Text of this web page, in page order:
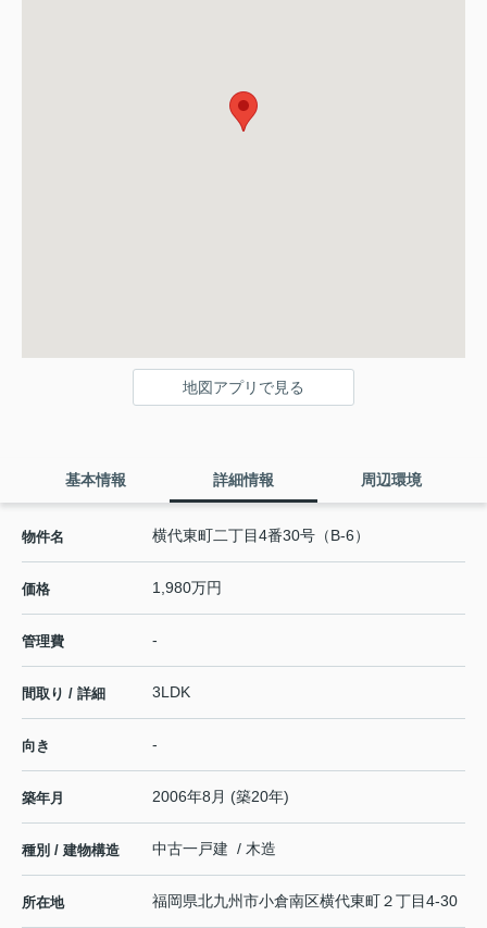
地図アプリで見る
基本情報 詳細情報 周辺環境
物件名 横代東町二丁目4番30号（B-6）
価格 1,980万円
管理費 -
間取り / 詳細 3LDK
向き -
築年月 2006年8月 (築20年)
種別 / 建物構造 中古一戸建 / 木造
所在地 福岡県北九州市小倉南区横代東町２丁目4-30